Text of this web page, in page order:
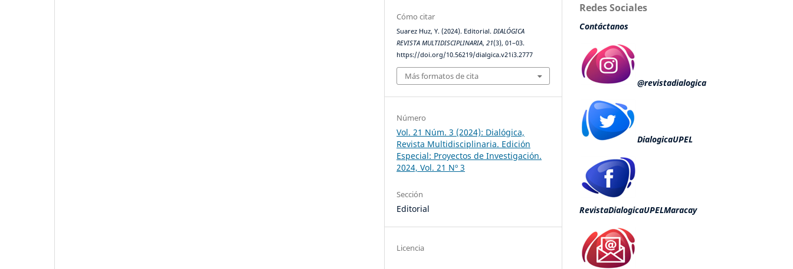
Cómo citar
Suarez Huz, Y. (2024). Editorial.DIALÓGICA
REVISTA MULTIDISCIPLINARIA,21(3), 01–03.
https://doi.org/10.56219/dialgica.v21i3.2777
Más formatos de cita
Número
Vol. 21 Núm. 3 (2024): Dialógica,
Revista Multidisciplinaria. Edición
Especial: Proyectos de Investigación.
2024, Vol. 21 Nº 3
Sección
Editorial
Licencia
Redes Sociales
Contáctanos
@revistadialogica
DialogicaUPEL
RevistaDialogicaUPELMaracay